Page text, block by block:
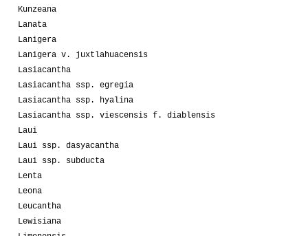
Kunzeana
Lanata
Lanigera
Lanigera v. juxtlahuacensis
Lasiacantha
Lasiacantha ssp. egregia
Lasiacantha ssp. hyalina
Lasiacantha ssp. viescensis f. diablensis
Laui
Laui ssp. dasyacantha
Laui ssp. subducta
Lenta
Leona
Leucantha
Lewisiana